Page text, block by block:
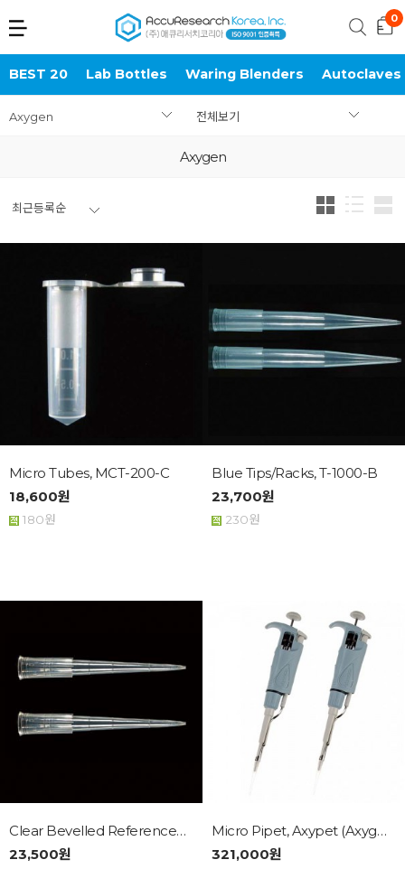
BEST 20 Lab Bottles Waring Blenders Autoclaves
Axygen 전체보기
Axygen
최근등록순
Micro Tubes, MCT-200-C
18,600원
180원
Blue Tips/Racks, T-1000-B
23,700원
230원
Clear Bevelled Reference Tip...
23,500원
Micro Pipet, Axypet (Axygen)
321,000원